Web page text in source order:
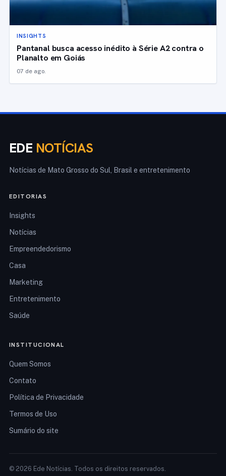
INSIGHTS
Pantanal busca acesso inédito à Série A2 contra o
Planalto em Goiás
07 de ago.
EDE NOTÍCIAS
Notícias de Mato Grosso do Sul, Brasil e entretenimento
EDITORIAS
Insights
Notícias
Empreendedorismo
Casa
Marketing
Entretenimento
Saúde
INSTITUCIONAL
Quem Somos
Contato
Política de Privacidade
Termos de Uso
Sumário do site
© 2026 Ede Notícias. Todos os direitos reservados.